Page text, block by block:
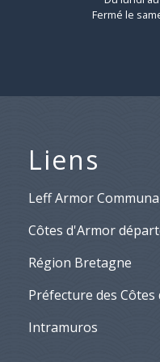
Fermé le
Liens
Leff Armor
Côtes d'Armor
Région Bretagne
Préfecture des
Intramuros